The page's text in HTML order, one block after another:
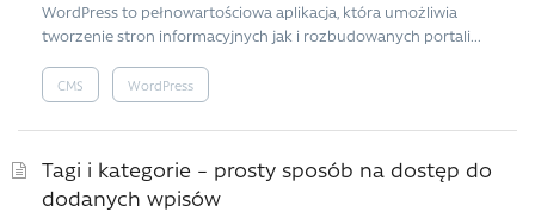
WordPress to pełnowartościowa aplikacja, która umożliwia
tworzenie stron informacyjnych jak i rozbudowanych portali...
CMS WordPress
Tagi i kategorie – prosty sposób na dostęp do
dodanych wpisów